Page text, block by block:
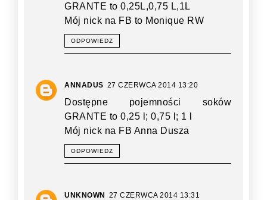
GRANTE to 0,25L,0,75 L,1L
Mój nick na FB to Monique RW
ODPOWIEDZ
ANNADUS 27 CZERWCA 2014 13:20
Dostępne pojemności soków
GRANTE to 0,25 l; 0,75 l; 1 l
Mój nick na FB Anna Dusza
ODPOWIEDZ
UNKNOWN 27 CZERWCA 2014 13:31